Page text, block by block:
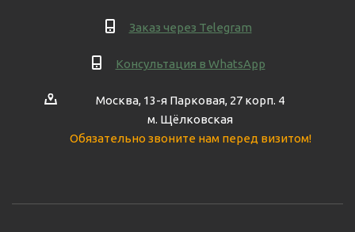
Заказ через Telegram
Консультация в WhatsApp
Москва, 13-я Парковая, 27 корп. 4
м. Щёлковская
Обязательно звоните нам перед визитом!